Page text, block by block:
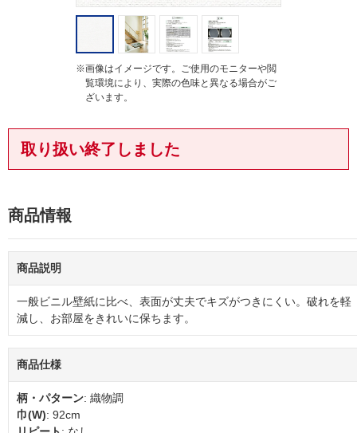
※画像はイメージです。ご使用のモニターや閲
覧環境により、実際の色味と異なる場合がご
ざいます。
取り扱い終了しました
商品情報
商品説明
一般ビニル壁紙に比べ、表面が丈夫でキズがつきにくい。破れを軽
減し、お部屋をきれいに保ちます。
商品仕様
柄・パターン: 織物調
巾(W): 92cm